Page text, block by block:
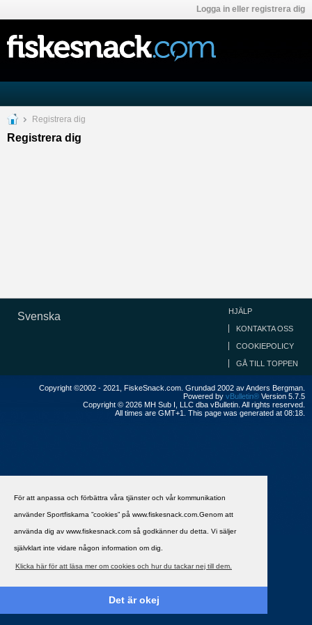
För att anpassa och förbättra våra tjänster och vår kommunikation
använder Sportfiskarna ”cookies” på www.fiskesnack.com.Genom att
använda dig av www.fiskesnack.com så godkänner du detta. Vi säljer
självklart inte vidare någon information om dig.
Klicka här för att läsa mer om cookies och hur du tackar nej till dem.
Det är okej
Logga in eller registrera dig
Registrera dig
Registrera dig
Svenska HJÄLP
KONTAKTA OSS
COOKIEPOLICY
GÅ TILL TOPPEN
Copyright ©2002 - 2021, FiskeSnack.com. Grundad 2002 av Anders Bergman.
Powered by vBulletin® Version 5.7.5
Copyright © 2026 MH Sub I, LLC dba vBulletin. All rights reserved.
All times are GMT+1. This page was generated at 08:18.